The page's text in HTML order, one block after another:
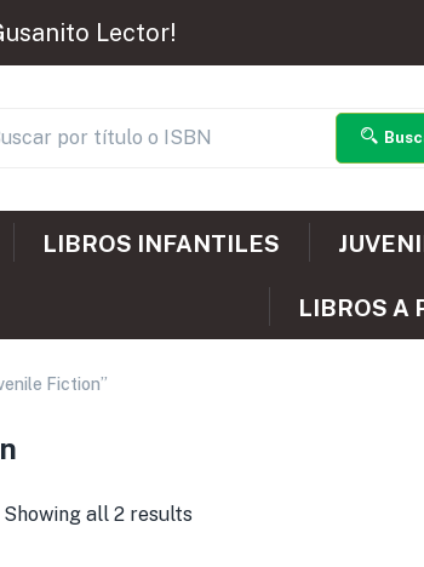
Lector!
LIBROS INFANTILES
LIBROS A
Fiction”
Showing all 2 results